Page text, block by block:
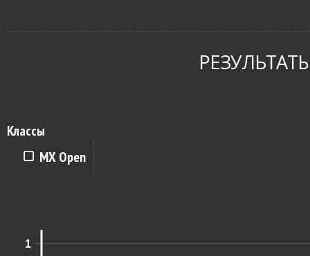
Классы
MX Open
1